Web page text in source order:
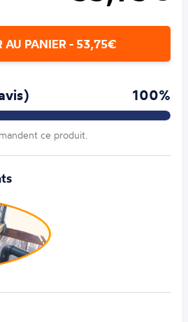
AU PANIER - 53,75€
100%
ce produit.